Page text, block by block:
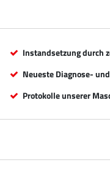
Instandsetzung durch
Neueste Diagnose-
Protokolle unserer